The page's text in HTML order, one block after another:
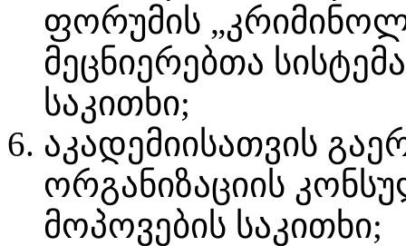
ფორუმის
მეცნიერებთა
საკითხი;
აკადემიისათვის
ორგანიზაციის
მოპოვების საკითხი;